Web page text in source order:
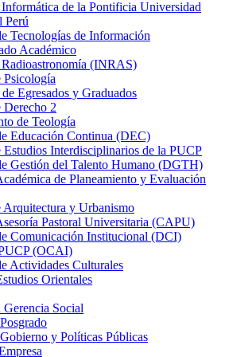
de la Pontificia Universidad
Perú
Tecnologías de Información
Académico
(INRAS)
Psicología
Egresados y Graduados
Derecho 2
de Teología
Educación Continua (DEC)
Estudios Interdisciplinarios de la PUCP
Gestión del Talento Humano (DGTH)
de Planeamiento y Evaluación
Arquitectura y Urbanismo
Pastoral Universitaria (CAPU)
Comunicación Institucional (DCI)
(OCAI)
Actividades Culturales
Orientales
Gerencia Social
y Políticas Públicas